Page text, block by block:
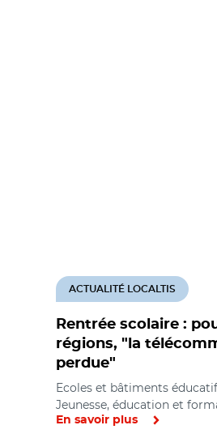
Rentrée scolaire :
régions, "la
perdue"
ACTUALITÉ LOCALTIS
Ecoles et bâtiments
Jeunesse, éducation et
En savoir plus